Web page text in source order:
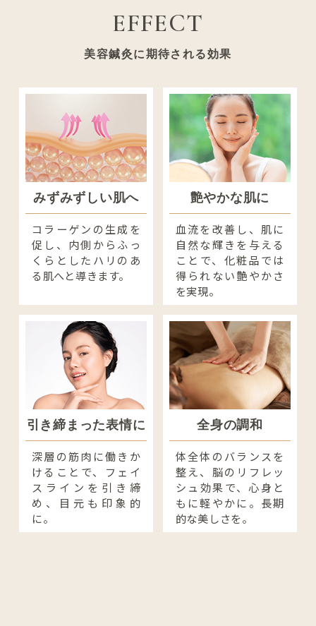
EFFECT
美容鍼灸に期待される効果
みずみずしい肌へ
コラーゲンの生成を
促し、内側からふっ
くらとしたハリのあ
る肌へと導きます。
艶やかな肌に
血流を改善し、肌に
自然な輝きを与える
ことで、化粧品では
得られない艶やかさ
を実現。
引き締まった表情に
深層の筋肉に働きか
けることで、フェイ
スラインを引き締
め、目元も印象的
に。
全身の調和
体全体のバランスを
整え、脳のリフレッ
シュ効果で、心身と
もに軽やかに。長期
的な美しさを。